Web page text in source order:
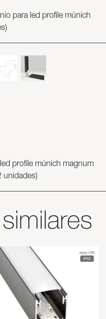
para led profile múnich
profile múnich magnum
unidades)